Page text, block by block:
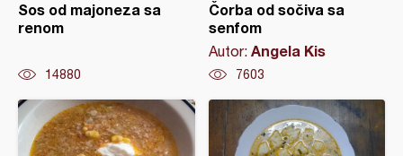
Sos od majoneza sa
renom
14880
Čorba od sočiva sa
senfom
Autor: Angela Kis
7603